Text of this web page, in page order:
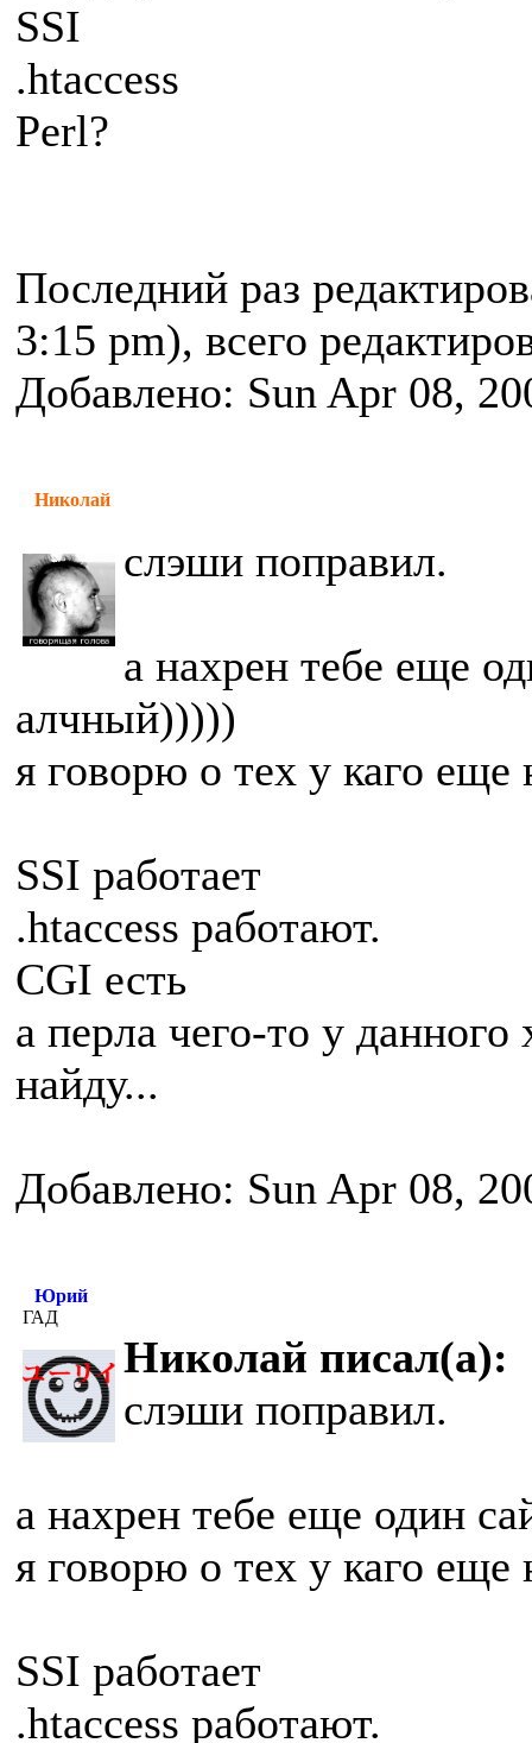
SSI
.htaccess
Perl?
Последний раз
3:15 pm), всего
Добавлено: Sun Apr 08,
Николай
слэши поправил.
а нахрен тебе еще
алчный)))))
я говорю о тех у каго еще
SSI работает
.htaccess работают.
CGI есть
а перла чего-то у данного
найду...
Добавлено: Sun Apr 08,
Юрий
ГАД
Николай писал(а):
слэши поправил.
а нахрен тебе еще один
я говорю о тех у каго еще
SSI работает
.htaccess работают.